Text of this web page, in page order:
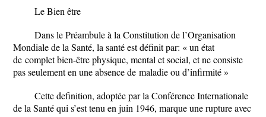
Le Bien être
Dans le Préambule à la Constitution de l’Organisation
Mondiale de la Santé, la santé est définit par: « un état
de complet bien-être physique, mental et social, et ne consiste
pas seulement en une absence de maladie ou d’infirmité »
Cette definition, adoptée par la Conférence Internationale
de la Santé qui s’est tenu en juin 1946, marque une rupture avec